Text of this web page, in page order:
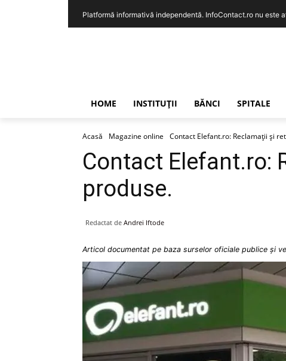
Platformă informativă independentă. InfoContact.ro nu
HOME INSTITUȚII BĂNCI SPITALE
Acasă Magazine online Contact Elefant.ro: Reclamații și
Contact Elefant.ro:
produse.
Redactat de Andrei Iftode
Articol documentat pe baza surselor oficiale publice și